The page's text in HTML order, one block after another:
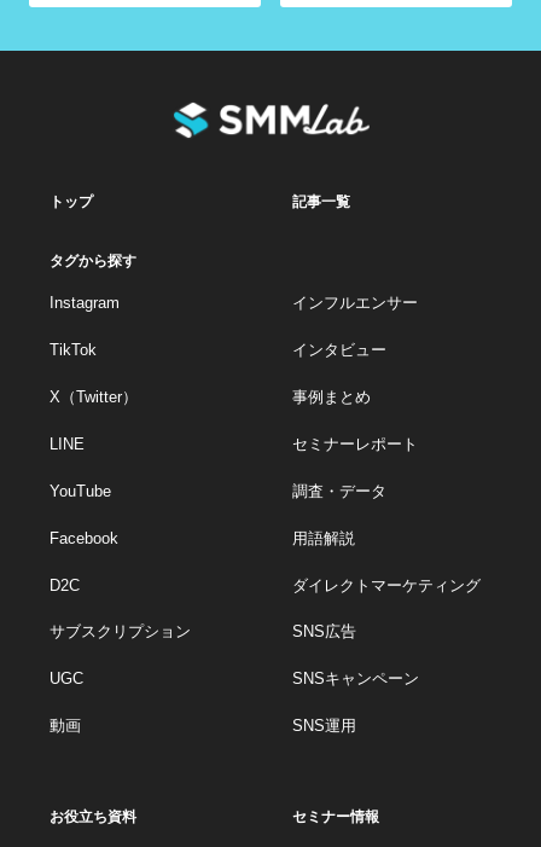
トップ 記事一覧
タグから探す
Instagram
TikTok
X（Twitter）
LINE
YouTube
Facebook
D2C
サブスクリプション
UGC
動画
インフルエンサー
インタビュー
事例まとめ
セミナーレポート
調査・データ
用語解説
ダイレクトマーケティング
SNS広告
SNSキャンペーン
SNS運用
お役立ち資料 セミナー情報